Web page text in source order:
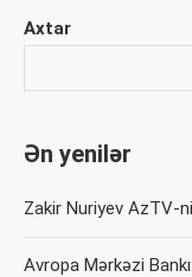
Axtar
Ən yenilər
Zakir Nuriyev AzTV-
Avropa Mərkəzi